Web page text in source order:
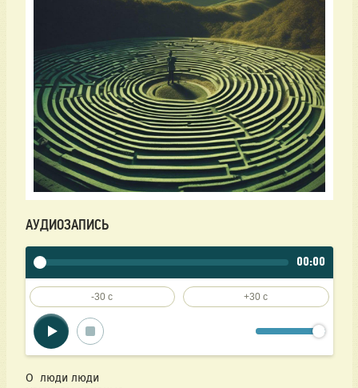
АУДИОЗАПИСЬ
00:00
-30 c +30 c
О  люди люди